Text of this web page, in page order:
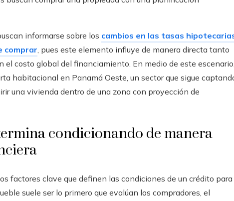
informarse sobre los cambios en las tasas
comprar, pues este elemento influye de manera directa tanto
el costo global del financiamiento. En medio de este escenario,
habitacional en Panamá Oeste, un sector que sigue
una vivienda dentro de una zona con proyección de
condicionando de manera
factores clave que definen las condiciones de un crédito para
suele ser lo primero que evalúan los compradores, el